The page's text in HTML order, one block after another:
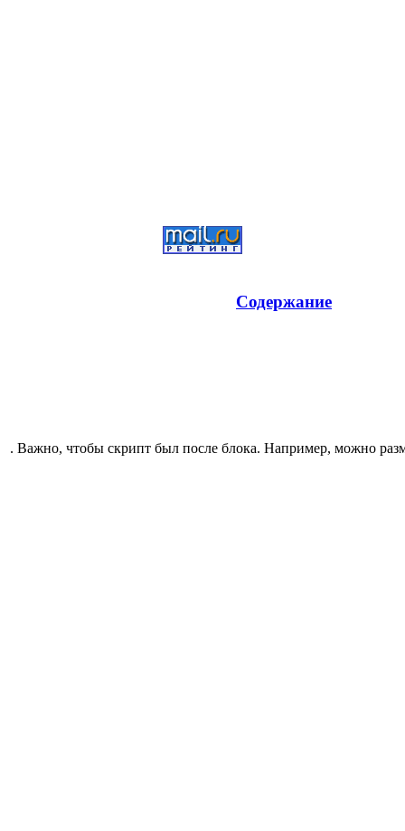
Содержание
. Важно, чтобы скрипт был после блока. Например, можно